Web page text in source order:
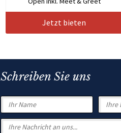
Jetzt bieten
Schreiben Sie uns